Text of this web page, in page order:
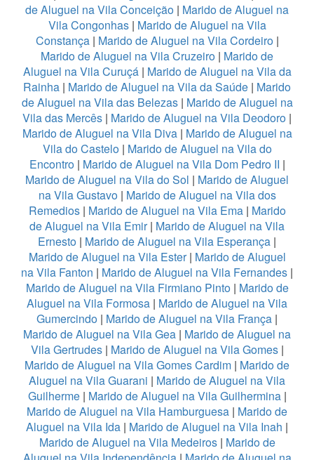
de Aluguel na Vila Conceição | Marido de Aluguel na
Vila Congonhas| Marido de Aluguel na Vila
Constança| Marido de Aluguel na Vila Cordeiro|
Marido de Aluguel na Vila Cruzeiro | Marido de
Aluguel na Vila Curuçá | Marido de Aluguel na Vila da
Rainha | Marido de Aluguel na Vila da Saúde | Marido
de Aluguel na Vila das Belezas| Marido de Aluguel na
Vila das Mercês | Marido de Aluguel na Vila Deodoro |
Marido de Aluguel na Vila Diva| Marido de Aluguel na
Vila do Castelo| Marido de Aluguel na Vila do
Encontro| Marido de Aluguel na Vila Dom Pedro II |
Marido de Aluguel na Vila do Sol | Marido de Aluguel
na Vila Gustavo| Marido de Aluguel na Vila dos
Remedios| Marido de Aluguel na Vila Ema| Marido
de Aluguel na Vila Emir| Marido de Aluguel na Vila
Ernesto | Marido de Aluguel na Vila Esperança |
Marido de Aluguel na Vila Ester| Marido de Aluguel
na Vila Fanton | Marido de Aluguel na Vila Fernandes |
Marido de Aluguel na Vila Firmiano Pinto| Marido de
Aluguel na Vila Formosa | Marido de Aluguel na Vila
Gumercindo | Marido de Aluguel na Vila França |
Marido de Aluguel na Vila Gea | Marido de Aluguel na
Vila Gertrudes| Marido de Aluguel na Vila Gomes|
Marido de Aluguel na Vila Gomes Cardim | Marido de
Aluguel na Vila Guarani | Marido de Aluguel na Vila
Guilherme| Marido de Aluguel na Vila Guilhermina|
Marido de Aluguel na Vila Hamburguesa | Marido de
Aluguel na Vila Ida | Marido de Aluguel na Vila Inah |
Marido de Aluguel na Vila Medeiros| Marido de